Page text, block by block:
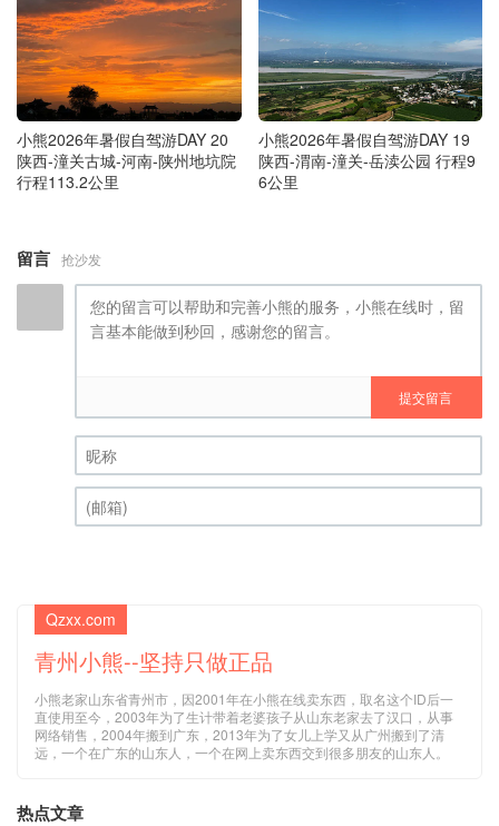
小熊2026年暑假自驾游DAY 20
陕西-潼关古城-河南-陕州地坑院
行程113.2公里
小熊2026年暑假自驾游DAY 19
陕西-渭南-潼关-岳渎公园 行程9
6公里
留言 抢沙发
提交留言
昵称 (必填)
Qzxx.com
青州小熊--坚持只做正品
小熊老家山东省青州市，因2001年在小熊在线卖东西，取名这个ID后一
直使用至今，2003年为了生计带着老婆孩子从山东老家去了汉口，从事
网络销售，2004年搬到广东，2013年为了女儿上学又从广州搬到了清
远，一个在广东的山东人，一个在网上卖东西交到很多朋友的山东人。
热点文章